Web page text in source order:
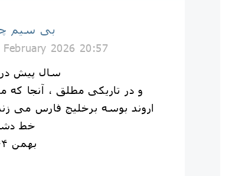
بی سیم
February 2026 20:57
۴۰ سال پیش
و در تاریکی مطلق ، آنجا
اروند بوسه برخلیج فارس می
خط
۲۰ بهمن ۱۳۶۴/والفجر۸